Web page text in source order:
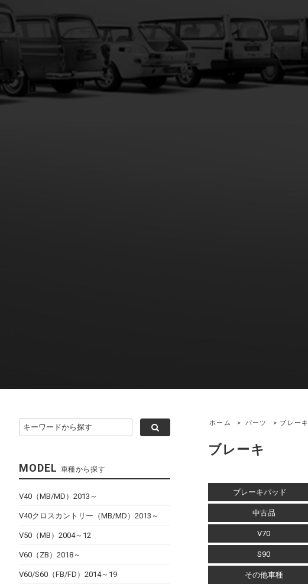
ホーム > パーツ > ブレーキ
ブレーキ
ブレーキパッド
中古品
V70
S90
その他車種
MODEL 車種から探す
V40（MB/MD）2013～
V40クロスカントリー（MB/MD）2013～
V50（MB）2004～12
V60（ZB）2018～
V60/S60（FB/FD）2014～19